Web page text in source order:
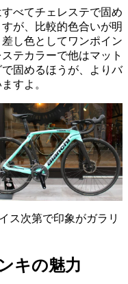
べてチェレステで固め
が、比較的色合いが明
し色としてワンポイン
テカラーで他はマット
固めるほうが、よりバ
すよ。
ス次第で印象がガラリ
キの魅力